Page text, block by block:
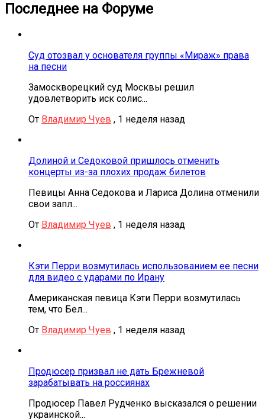
Последнее на Форуме
Суд отозвал у основателя группы «Мираж» права
на песни
Замоскворецкий суд Москвы решил
удовлетворить иск солис...
От Владимир Чуев , 1 неделя назад
Долиной и Седоковой пришлось отменить
концерты из-за плохих продаж билетов
Певицы Анна Седокова и Лариса Долина отменили
свои запл...
От Владимир Чуев , 1 неделя назад
Кэти Перри возмутилась использованием ее песни
для видео с ударами по Ирану
Американская певица Кэти Перри возмутилась
тем, что Бел...
От Владимир Чуев , 1 неделя назад
Продюсер призвал не дать Брежневой
зарабатывать на россиянах
Продюсер Павел Рудченко высказался о решении
украинской...